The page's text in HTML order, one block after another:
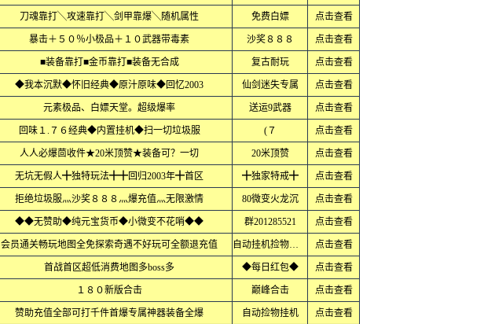
刀魂靠打╲攻速靠打╲剑甲靠爆╲随机属性 免费白嫖 点击查看
暴击＋５０％小极品＋１０武器带毒素 沙奖８８８ 点击查看
■装备靠打■金币靠打■装备无合成 复古耐玩 点击查看
◆我本沉默◆怀旧经典◆原汁原味◆回忆2003 仙剑迷失专属 点击查看
元素极品、白嫖天堂。超级爆率 送运9武器 点击查看
回味１.７６经典◆内置挂机◆扫一切垃圾服 (７ 点击查看
人人必爆茴收件★20米顶赞★装备可？一切 20米顶赞 点击查看
无坑无假人╋独特玩法╋╋回归2003年╋首区 ╋独家特戒╋ 点击查看
拒绝垃圾服灬沙奖８８８灬爆充值灬无限激情 80微变火龙沉 点击查看
◆◆无赞助◆纯元宝货币◆小微变不花哨◆◆ 群201285521 点击查看
会员通关畅玩地图全免探索奇遇不好玩可全额退充值 自动挂机捡物回收 点击查看
首战首区超低消费地图多boss多 ◆每日红包◆ 点击查看
１８０新版合击 巅峰合击 点击查看
赞助充值全部可打千件首爆专属神器装备全爆 自动捡物挂机 点击查看